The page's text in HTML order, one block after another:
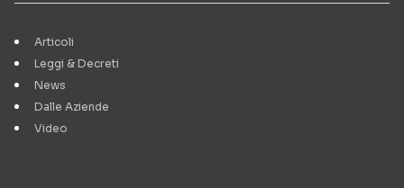
Articoli
Leggi & Decreti
News
Dalle Aziende
Video